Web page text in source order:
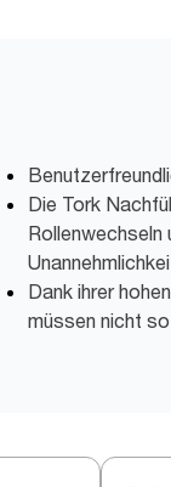
Die Tork
Rollenwechseln
Dank ihrer
müssen nicht